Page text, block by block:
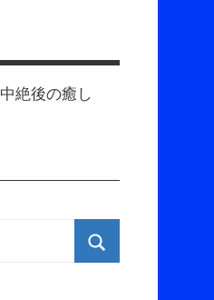
中絶後の癒し